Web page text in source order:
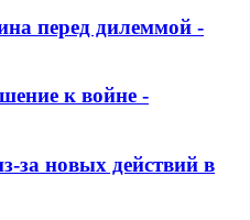
перед дилеммой -
к войне -
за новых действий в